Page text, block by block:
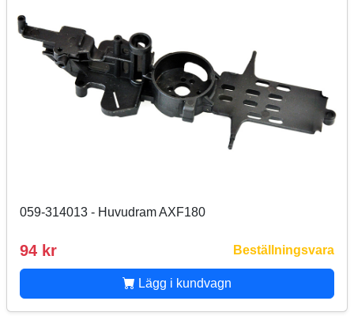
059-314013 - Huvudram AXF180
94 kr Beställningsvara
Lägg i kundvagn